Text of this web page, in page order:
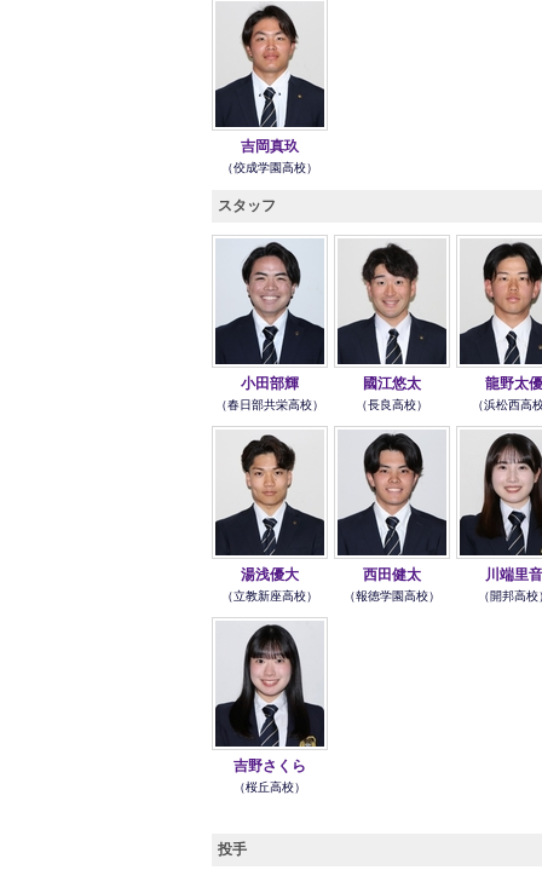
吉岡真玖
（佼成学園高校）
スタッフ
小田部輝
（春日部共栄高校）
國江悠太
（長良高校）
龍野太優
（浜松西高
湯浅優大
（立教新座高校）
西田健太
（報徳学園高校）
川端里音
（開邦高校
吉野さくら
（桜丘高校）
投手